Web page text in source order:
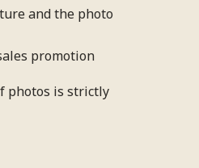
and the photo
promotion
photos is strictly